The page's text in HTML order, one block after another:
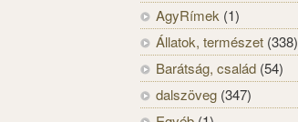
AgyRímek (1)
Állatok, természet (338)
Barátság, család (54)
dalszöveg (347)